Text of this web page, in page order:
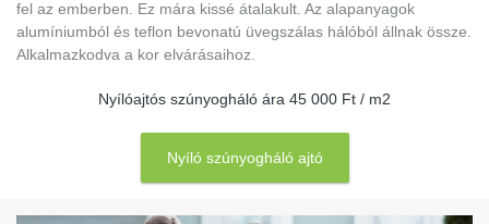
fel az emberben. Ez mára kissé átalakult. Az alapanyagok
alumíniumból és teflon bevonatú üvegszálas hálóból állnak össze.
Alkalmazkodva a kor elvárásaihoz.
Nyílóajtós szúnyogháló ára 45 000 Ft / m2
Nyíló szúnyogháló ajtó